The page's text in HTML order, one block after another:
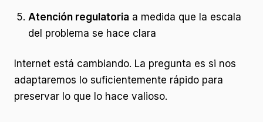
Atención regulatoria a medida que la escala
del problema se hace clara
Internet está cambiando. La pregunta es si nos
adaptaremos lo suficientemente rápido para
preservar lo que lo hace valioso.